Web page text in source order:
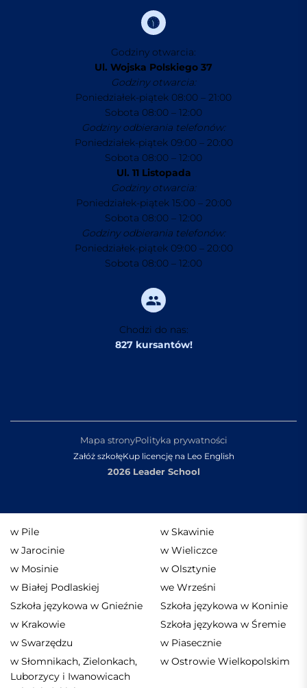
Godziny otwarcia:
Ul. Wojska Polskiego 37
Godziny otwarcia:
Poniedziałek-piątek 08:00 – 21:00
Sobota 08:00 – 12:00
Godziny odbierania telefonów:
Poniedziałek-piątek 09:00 – 20:00
Sobota 08:00 – 12:00
Ul. 11 Listopada
Godziny otwarcia:
Poniedziałek-piątek 15:00 – 20:00
Sobota 08:00 – 12:00
Godziny odbierania telefonów:
Poniedziałek-piątek 09:00 – 20:00
Sobota 08:00 – 12:00
Chodzi do nas:
827 kursantów!
2026 Leader School
Załóż szkołęKup licencję na Leo English
Mapa stronyPolityka prywatności
w Pile
w Skawinie
w Jarocinie
w Wieliczce
w Mosinie
w Olsztynie
w Białej Podlaskiej
we Wrześni
Szkoła językowa w Gnieźnie
Szkoła językowa w Koninie
w Krakowie
Szkoła językowa w Śremie
w Swarzędzu
w Piasecznie
w Słomnikach, Zielonkach,
Luborzycy i Iwanowicach
w Ostrowie Wielkopolskim